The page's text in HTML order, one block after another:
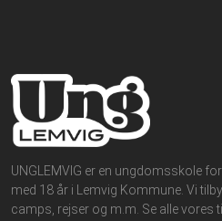
UNGLEMVIG er en ungdomsskole
med 18 år i Lemvig Kommune. Vi
camps, rejser og m.m. Se alle vores